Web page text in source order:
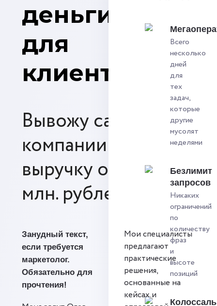
деньги
для
клиентов
Вывожу сайты и
компании на
выручку от 5 до 80
млн. рублей в год.
Всего
несколько
дней
для
тех
задач,
которые
другие
мусолят
неделями
Безлимит
запросов
Никаких
ограничений
по
количеству
фраз
и
высоте
позиций
Занудный текст,
если требуется
маркетолог.
Обязательно для
прочтения!
Мои специалисты
предлагают
практические
решения,
основанные на
кейсах и